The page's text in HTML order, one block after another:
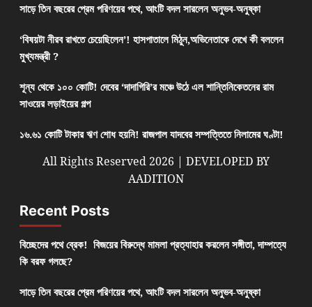
সাড়ে তিন বছরের প্রেম পরিণয়ের পথে, আংটি বদল সারলেন অনুভব-অনুষ্কা
‘বিষয়টা নীরব রাখতে চেয়েছিলেন’! হাসপাতালে মিঠুন,অভিনেতাকে দেখে কী বললেন
মুখ্যমন্ত্রী ?
শূন্য থেকে ১০০ কোটি! দেবের ‘দাদাগিরি’র মঞ্চে উঠে এল শান্তিনিকেতনের রাম
সাওয়ের লড়াইয়ের গল্প
১৬.৬১ কোটি টাকার ঋণ শোধ হয়নি! রাজপাল যাদবের সম্পত্তিতে নিলামের ঘণ্টা!
All Rights Reserved 2026 | DEVELOPED BY
AADITION
Recent Posts
বিচ্ছেদের পথে ব্রেক! বিজয়ের বিরুদ্ধে মামলা প্রত্যাহার করলেন সঙ্গীতা, দাম্পত্যে
কি বরফ গলছে?
সাড়ে তিন বছরের প্রেম পরিণয়ের পথে, আংটি বদল সারলেন অনুভব-অনুষ্কা